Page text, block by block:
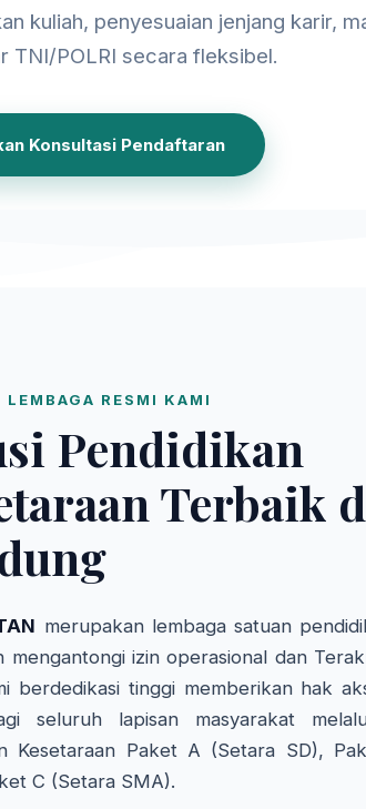
kuliah, penyesuaian jenjang karir,
TNI/POLRI secara fleksibel.
Konsultasi Pendaftaran
LEMBAGA RESMI KAMI
Pendidikan
Terbaik
merupakan lembaga satuan
mengantongi izin operasional dan
berdedikasi tinggi memberikan hak
seluruh lapisan masyarakat
Kesetaraan Paket A (Setara SD),
C (Setara SMA).